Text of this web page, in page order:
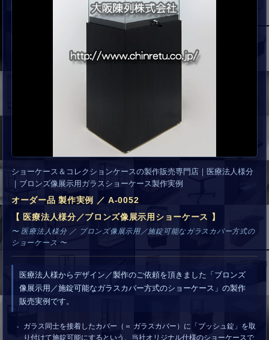
ショーケース＆コレクションケースの製作販売専門店｜医療法人様分
｜ブロンズ像展示用ガラスショーケース製作実例
オーダー品 製作実例 ／ A-0052
【 医療法人様分／ブロンズ像展示用ショーケース 】
〜 医療法人様分 ／ ブロンズ像展示用／施錠可能なガラスカバー方式の
ショーケース 〜
医療法人様からデザイン／製作のご依頼を頂きました「ブロンズ
像展示用／施錠可能なガラスカバー方式のショーケース」の製作
販売実例です。
ガラス同士を接着したカバー（＝ ガラスカバー）に「プッシュ錠」を取
り付けて施錠可能にするという、当社オリジナル仕様のショーケースで